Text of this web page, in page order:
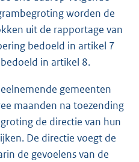
worden de
uit de rapportage van
bedoeld in artikel 7
in artikel 8.
gemeenten
maanden na toezending
de directie van hun
De directie voegt de
de gevoelens van de